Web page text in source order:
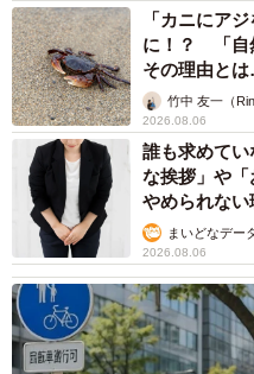
「カニにア
に！？ 「自
その理由と
竹中 友一（
2026.08.06
誰も求めて
な挨拶」や
やめられない
まいどなデー
2026.08.06